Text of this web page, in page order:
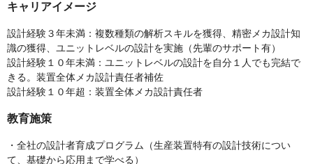
キャリアイメージ
設計経験３年未満：複数種類の解析スキルを獲得、精密メカ設計知
識の獲得、ユニットレベルの設計を実施（先輩のサポート有）
設計経験１０年未満：ユニットレベルの設計を自分１人でも完結で
きる。装置全体メカ設計責任者補佐
設計経験１０年超：装置全体メカ設計責任者
教育施策
・全社の設計者育成プログラム（生産装置特有の設計技術につい
て、基礎から応用まで学べる）